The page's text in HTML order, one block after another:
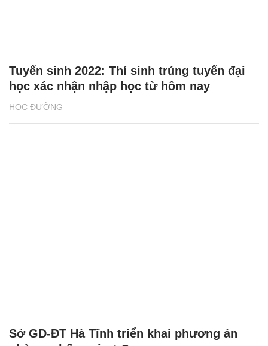
HỌC ĐƯỜNG
Tuyển sinh 2022: Thí sinh trúng tuyển đại
học xác nhận nhập học từ hôm nay
Sở GD-ĐT Hà Tĩnh triển khai phương án